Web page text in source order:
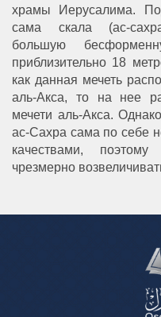
храмы Иерусалима.
сама скала (ас-
большую
приблизительно 18
как данная мечеть
аль-Акса, то на нее
мечети аль-Акса.
ас-Сахра сама по себе
качествами,
чрезмерно